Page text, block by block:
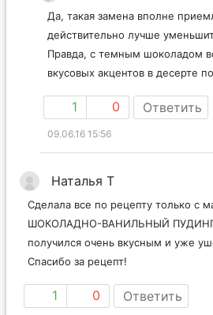
Да, такая замена вполне
действительно лучше
Правда, с темным шоколадом
вкусовых акцентов в десерте
1 0 Ответить
09.06.16 15:56
Наталья Т
Сделала все по рецепту только с
ШОКОЛАДНО-ВАНИЛЬНЫЙ
получился очень вкусным и уже
Спасибо за рецепт!
1 0 Ответить